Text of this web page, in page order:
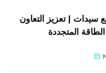
سيدات | تعزيز التعاون
المتجددة